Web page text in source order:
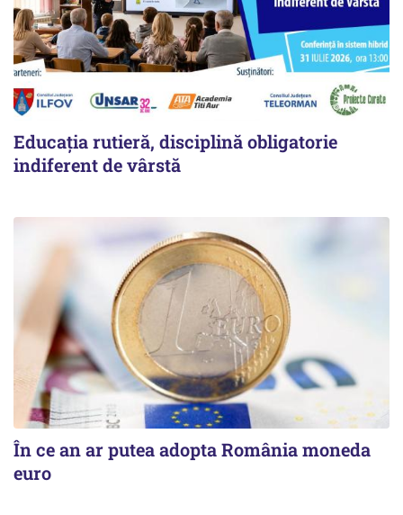
Educația rutieră, disciplină obligatorie
indiferent de vârstă
În ce an ar putea adopta România moneda
euro